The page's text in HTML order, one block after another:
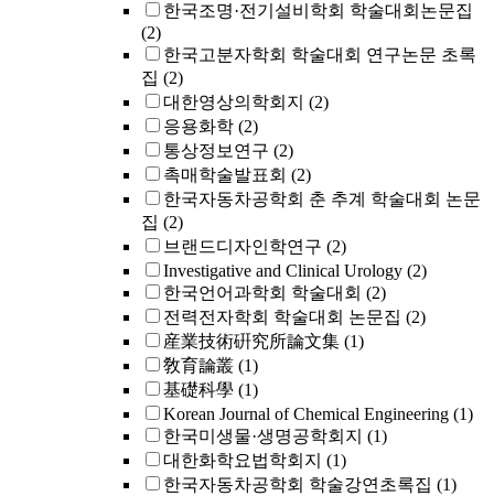
한국조명·전기설비학회 학술대회논문집
(2)
한국고분자학회 학술대회 연구논문 초록
집 (2)
대한영상의학회지 (2)
응용화학 (2)
통상정보연구 (2)
촉매학술발표회 (2)
한국자동차공학회 춘 추계 학술대회 논문
집 (2)
브랜드디자인학연구 (2)
Investigative and Clinical Urology (2)
한국언어과학회 학술대회 (2)
전력전자학회 학술대회 논문집 (2)
産業技術硏究所論文集 (1)
敎育論叢 (1)
基礎科學 (1)
Korean Journal of Chemical Engineering (1)
한국미생물·생명공학회지 (1)
대한화학요법학회지 (1)
한국자동차공학회 학술강연초록집 (1)